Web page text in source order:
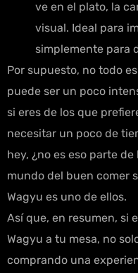
ve en el plato, la
visual. Ideal para
simplemente para
Por supuesto, no todo
puede ser un poco
si eres de los que
necesitar un poco de
hey, ¿no es eso parte
mundo del buen comer
Wagyu es uno de ellos.
Así que, en resumen, si
Wagyu a tu mesa, no
comprando una